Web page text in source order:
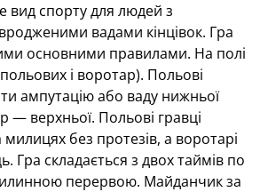
вид спорту для людей з
вадами кінцівок. Гра
основними правилами. На полі
і воротар). Польові
ампутацію або ваду нижньої
— верхньої. Польові гравці
без протезів, а воротарі
Гра складається з двох таймів по
перервою. Майданчик за